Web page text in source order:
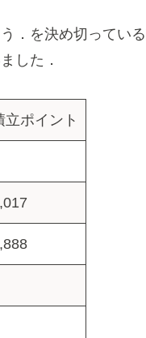
．を決め切ってい
した．
立ポイント